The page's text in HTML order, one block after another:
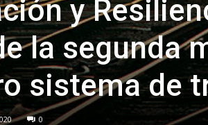
y
la segunda
sistema de
0